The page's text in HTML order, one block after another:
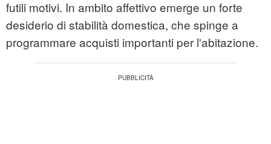
futili motivi. In ambito affettivo emerge un forte
desiderio di stabilità domestica, che spinge a
programmare acquisti importanti per l'abitazione.